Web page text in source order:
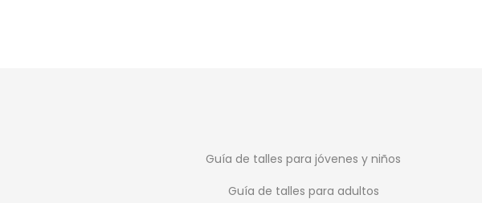
Guía de talles para jóvenes y niños
Guía de talles para adultos